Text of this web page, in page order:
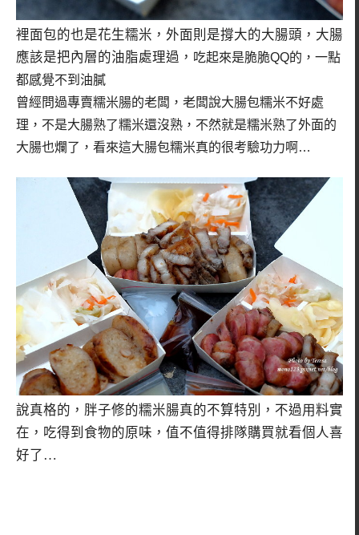
裡面包的也是花生糯米，外面則是撐大的大腸頭，大腸
應該是把內層的油脂處理過， 吃起來是脆脆QQ的，一點
都感覺不到油膩
曾經問過專賣糯米腸的老闆，老闆說大腸包糯米不好處
理，不是大腸熟了糯米還沒熟，不然就是糯米熟了外面的
大腸也爛了，看來這大腸包糯米真的很考驗功力啊…
說真格的，胖子修的糯米腸真的不算特別，不過用料實
在，吃得到食物的原味，值不值得排隊購買就看個人喜
好了…